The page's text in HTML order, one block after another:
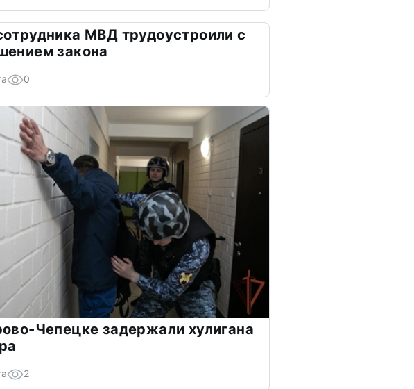
МВД трудоустроили с
закона
0
Чепецке задержали хулигана
2